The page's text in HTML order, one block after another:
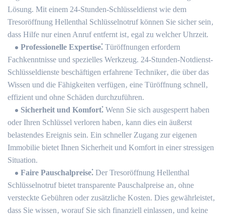
Lösung.​ Mit einem 24-Stunden-Schlüsseldienst wie dem
Tresoröffnung Hellenthal Schlüsselnotruf können Sie sicher sein‚
dass Hilfe nur einen Anruf entfernt ist‚ egal zu welcher Uhrzeit.​
Professionelle Expertise⁚ Türöffnungen erfordern
Fachkenntnisse und spezielles Werkzeug. 24-Stunden-Notdienst-
Schlüsseldienste beschäftigen erfahrene Techniker‚ die über das
Wissen und die Fähigkeiten verfügen‚ eine Türöffnung schnell‚
effizient und ohne Schäden durchzuführen.
Sicherheit und Komfort⁚ Wenn Sie sich ausgesperrt haben
oder Ihren Schlüssel verloren haben‚ kann dies ein äußerst
belastendes Ereignis sein.​ Ein schneller Zugang zur eigenen
Immobilie bietet Ihnen Sicherheit und Komfort in einer stressigen
Situation.
Faire Pauschalpreise⁚ Der Tresoröffnung Hellenthal
Schlüsselnotruf bietet transparente Pauschalpreise an‚ ohne
versteckte Gebühren oder zusätzliche Kosten.​ Dies gewährleistet‚
dass Sie wissen‚ worauf Sie sich finanziell einlassen‚ und keine